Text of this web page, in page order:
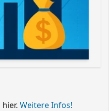
Weitere Infos!